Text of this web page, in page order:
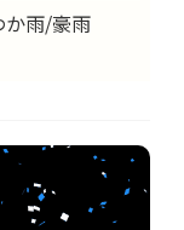
雨/豪雨